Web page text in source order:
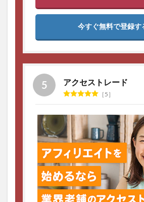
今すぐ無料で登録す
アクセストレード
5